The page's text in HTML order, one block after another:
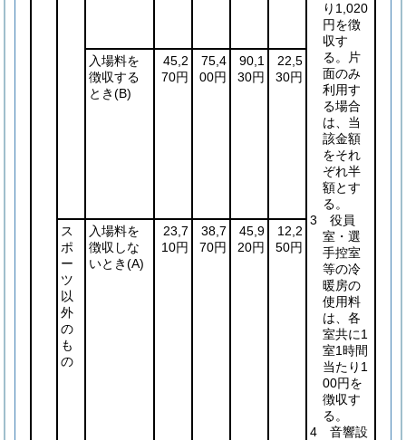
り1,020
円を徴
収す
る。片
面のみ
利用す
る場合
は、当
該金額
をそれ
ぞれ半
額とす
る。
3 役員
室・選
手控室
等の冷
暖房の
使用料
は、各
室共に1
室1時間
当たり1
00円を
徴収す
る。
4 音響設
入場料を
徴収する
とき(B)
45,2
70円
75,4
00円
90,1
30円
22,5
30円
ス
ポ
ー
ツ
以
外
の
も
の
入場料を
徴収しな
いとき(A)
23,7
10円
38,7
70円
45,9
20円
12,2
50円